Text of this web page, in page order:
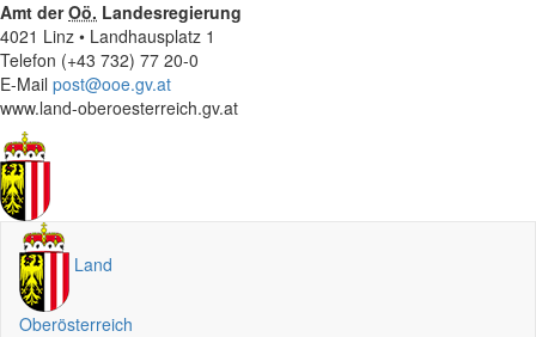
Amt derOö. Landesregierung
4021 Linz • Landhausplatz 1
Telefon (+43 732) 77 20-0
E-Mail post@ooe.gv.at
www.land-oberoesterreich.gv.at
Land
Oberösterreich